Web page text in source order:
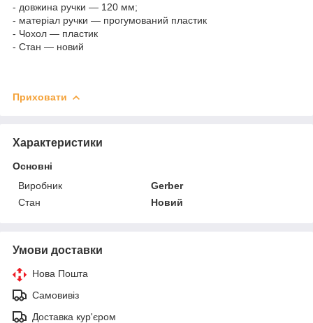
- довжина ручки — 120 мм;
- матеріал ручки — прогумований пластик
- Чохол — пластик
- Стан — новий
Приховати
Характеристики
Основні
Виробник
Gerber
Стан
Новий
Умови доставки
Нова Пошта
Самовивіз
Доставка кур'єром